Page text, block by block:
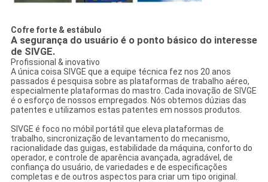
Cofre forte & estábulo
A segurança do usuário é o ponto básico do interesse
de SIVGE.
Profissional & inovativo
A única coisa SIVGE que a equipe técnica fez nos 20 anos
passados é pesquisa sobre as plataformas de trabalho aéreo,
especialmente plataformas do mastro. Cada inovação de SIVGE
é o esforço de nossos empregados. Nós obtemos dúzias das
patentes e utilizamos estas patentes em nossos produtos.
SIVGE é foco no móbil portátil que eleva plataformas de
trabalho, sincronização de levantamento do mecanismo,
racionalidade das guigas, estabilidade da máquina, conforto do
operador, e controle de aparência avançada, agradável, de
confiança do usuário, de variedades e de especificações
completas e de outros aspectos para criar um tipo original.